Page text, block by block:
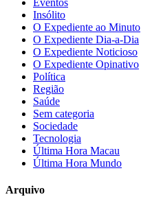
Insólito
O Expediente ao Minuto
O Expediente Dia-a-Dia
O Expediente Noticioso
O Expediente Opinativo
Política
Região
Saúde
Sem categoria
Sociedade
Tecnologia
Última Hora Macau
Última Hora Mundo
Arquivo